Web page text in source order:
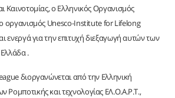
Καινοτομίας, ο Ελληνικός Οργανισμός
οργανισμός Unesco-Institute for Lifelong
ενεργά για την επιτυχή διεξαγωγή αυτών των
.
διοργανώνεται από την Ελληνική
και τεχνολογίας ΕΛ.Ο.Α.Ρ.Τ.,